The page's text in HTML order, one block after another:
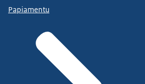
Papiamentu